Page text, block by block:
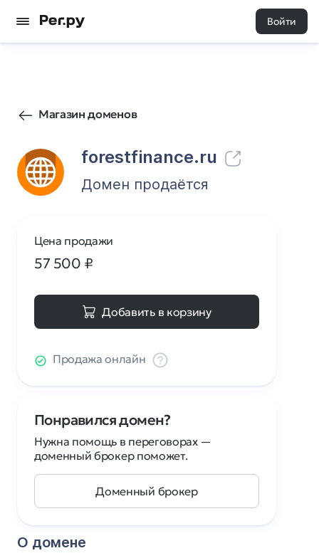
Войти
Магазин доменов
forestfinance.ru
38 0
Домен продаётся
О домене
Цена продажи
57 500 ₽
Добавить в корзину
Продажа онлайн
Понравился домен?
Нужна помощь в переговорах —
доменный брокер поможет.
Доменный брокер